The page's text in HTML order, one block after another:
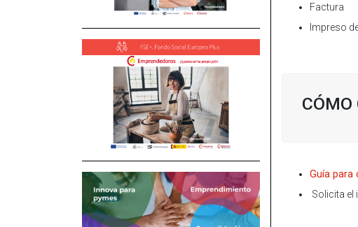
Factura
Impreso
CÓMO
Guía para
Solicita el